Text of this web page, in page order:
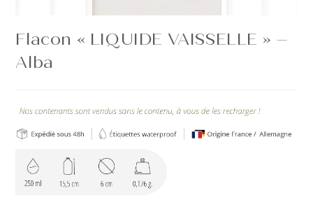
Flacon « LIQUIDE VAISSELLE » –
Alba